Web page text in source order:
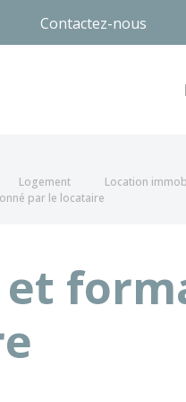
Contactez-nous
Logement
Location
par le locataire
et